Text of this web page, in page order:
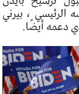
الرئيسي ، بيرني
دعمه أيضًا.